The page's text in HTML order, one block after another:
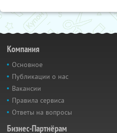
Компания
Основное
Публикации о нас
Вакансии
Правила сервиса
Ответы на вопросы
Бизнес-Партнёрам